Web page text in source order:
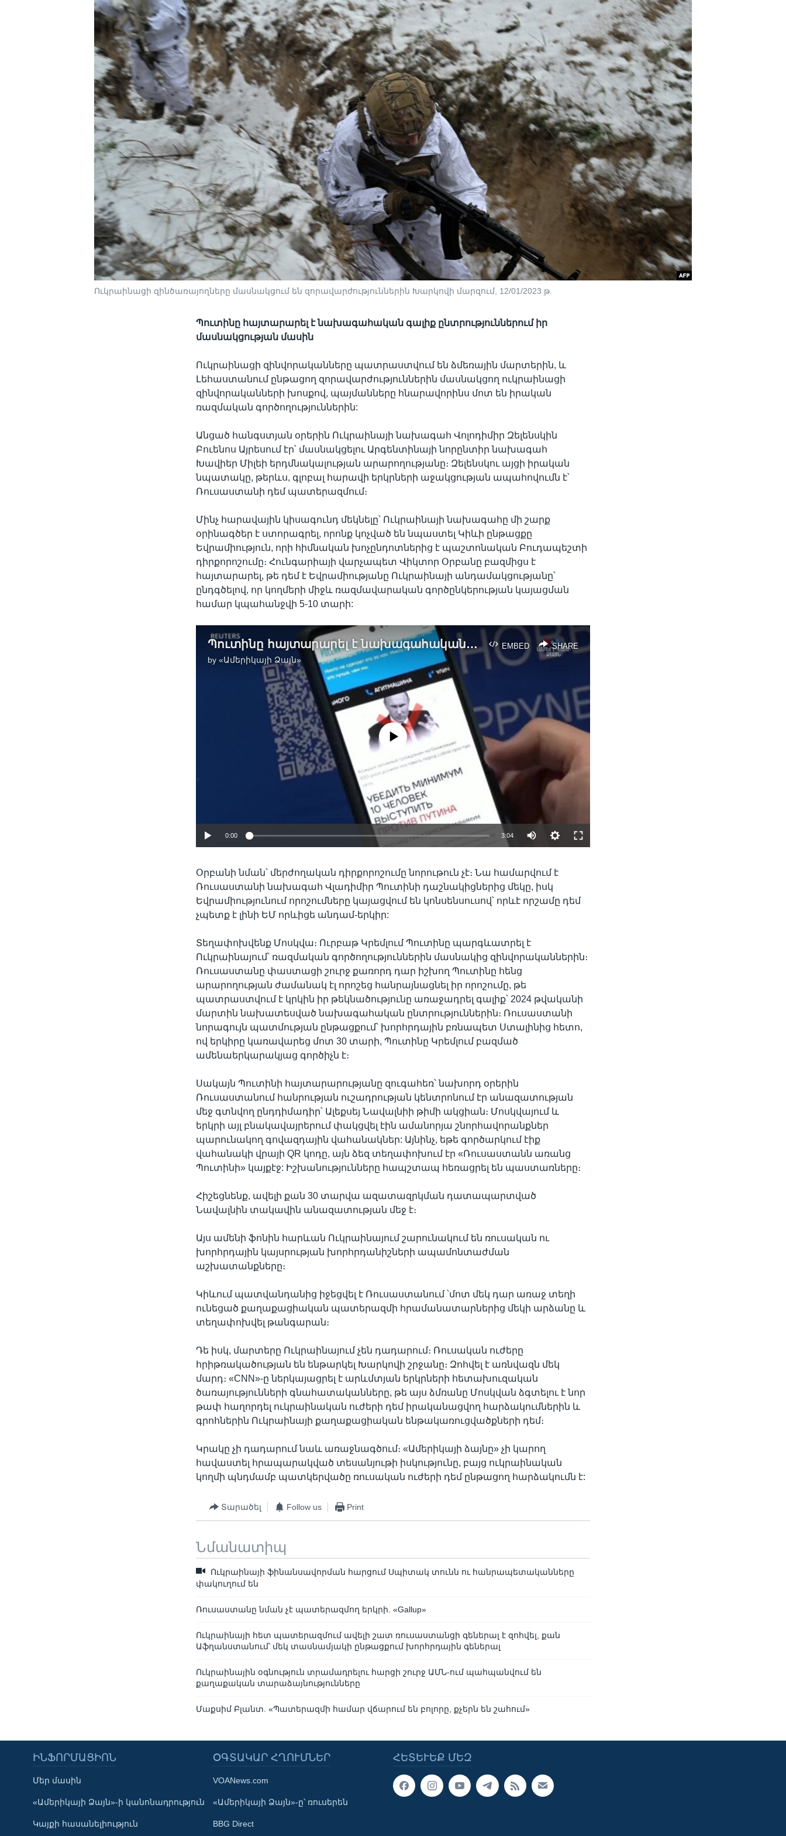
Learning English
ՀԵՏԵՒԵՔ ՄԵԶ
Ուկրաինացի զինծառայողները մասնակցում են զորավարժություններին Խարկովի մարզում, 12/01/2023 թ.
Պուտինը հայտարարել է նախագահական գալիք ընտրություններում իր
մասնակցության մասին
Ուկրաինացի զինվորականները պատրաստվում են ձմեռային մարտերին, և
Լեհաստանում ընթացող զորավարժություններին մասնակցող ուկրաինացի
զինվորականների խոսքով, պայմանները հնարավորինս մոտ են իրական
ռազմական գործողություններին:
Անցած հանգստյան օրերին Ուկրաինայի նախագահ Վոլոդիմիր Զելենսկին
Բուենոս Այրեսում էր՝ մասնակցելու Արգենտինայի նորընտիր նախագահ
Խավիեր Միլեի երդմնակալության արարողությանը։ Զելենսկու այցի իրական
նպատակը, թերևս, գլոբալ հարավի երկրների աջակցության ապահովումն է՝
Ռուսաստանի դեմ պատերազմում։
Մինչ հարավային կիսագունդ մեկնելը՝ Ուկրաինայի նախագահը մի շարք
օրինագծեր է ստորագրել, որոնք կոչված են նպաստել Կիևի ընթացքը
Եվրամիություն, որի հիմնական խոչընդոտներից է պաշտոնական Բուդապեշտի
դիրքորոշումը։ Հունգարիայի վարչապետ Վիկտոր Օրբանը բազմիցս է
հայտարարել, թե դեմ է Եվրամիությանը Ուկրաինայի անդամակցությանը՝
ընդգծելով, որ կողմերի միջև ռազմավարական գործընկերության կայացման
համար կպահանջվի 5-10 տարի:
EMBED SHARE
Պուտինը հայտարարել է նախագահական գալիք ընտրություններում իր մասնակցության մասին
by«Ամերիկայի Ձայն»
EMBED SHARE
No media source currently available
0:00 3:04
Օրբանի նման՝ մերժողական դիրքորոշումը նորութուն չէ։ Նա համարվում է
Ռուսաստանի նախագահ Վլադիմիր Պուտինի դաշնակիցներից մեկը, իսկ
Եվրամիությունում որոշումները կայացվում են կոնսենսուսով՝ որևէ որշամը դեմ
չպետք է լինի ԵՄ որևիցե անդամ-երկիր:
Տեղափոխվենք Մոսկվա։ Ուրբաթ Կրեմլում Պուտինը պարգևատրել է
Ուկրաինայում՝ ռազմական գործողություններին մասնակից զինվորականներին։
Ռուսաստանը փաստացի շուրջ քառորդ դար իշխող Պուտինը հենց
արարողության ժամանակ էլ որոշեց հանրայնացնել իր որոշումը, թե
պատրաստվում է կրկին իր թեկնածությունը առաջադրել գալիք՝ 2024 թվականի
մարտին նախատեսված նախագահական ընտրություններին։ Ռուսաստանի
նորագույն պատմության ընթացքում՝ խորհրդային բռնապետ Ստալինից հետո,
ով երկիրը կառավարեց մոտ 30 տարի, Պուտինը Կրեմլում բազմած
ամենաերկարակյաց գործիչն է։
Սակայն Պուտինի հայտարարությանը զուգահեռ՝ նախորդ օրերին
Ռուսաստանում հանրության ուշադրության կենտրոնում էր անազատության
մեջ գտնվող ընդդիմադիր՝ Ալեքսեյ Նավալնիի թիմի ակցիան։ Մոսկվայում և
երկրի այլ բնակավայրերում փակցվել էին ամանորյա շնորհավորանքներ
պարունակող գովազդային վահանակներ: Այնինչ, եթե գործարկում էիք
վահանակի վրայի QR կոդը, այն ձեզ տեղափոխում էր «Ռուսաստանն առանց
Պուտինի» կայքէջ: Իշխանությունները հապշտապ հեռացրել են պաստառները։
Հիշեցնենք, ավելի քան 30 տարվա ազատազրկման դատապարտված
Նավալնին տակավին անազատության մեջ է։
Այս ամենի ֆոնին հարևան Ուկրաինայում շարունակում են ռուսական ու
խորհրդային կայսրության խորհրդանիշների ապամոնտաժման
աշխատանքները։
Կիևում պատվանդանից իջեցվել է Ռուսաստանում ՝մոտ մեկ դար առաջ տեղի
ունեցած քաղաքացիական պատերազմի հրամանատարներից մեկի արձանը և
տեղափոխվել թանգարան։
Դե իսկ, մարտերը Ուկրաինայում չեն դադարում։ Ռուսական ուժերը
հրիթռակածության են ենթարկել Խարկովի շրջանը։ Զոհվել է առնվազն մեկ
մարդ։ «CNN»-ը ներկայացրել է արևմտյան երկրների հետախուզական
ծառայությունների գնահատականները, թե այս ձմռանը Մոսկվան ձգտելու է նոր
թափ հաղորդել ուկրաինական ուժերի դեմ իրականացվող հարձակումներին և
գրոհներին Ուկրաինայի քաղաքացիական ենթակառուցվածքների դեմ։
Կրակը չի դադարում նաև առաջնագծում։ «Ամերիկայի ձայնը» չի կարող
հավաստել հրապարակված տեսանյութի իսկությունը, բայց ուկրաինական
կողմի պնդմամբ պատկերվածը ռուսական ուժերի դեմ ընթացող հարձակումն է:
Տարածել Follow us Print
Նմանատիպ
Ուկրաինայի ֆինանսավորման հարցում Սպիտակ տունն ու հանրապետականները
փակուղում են
Ռուսաստանը նման չէ պատերազմող երկրի. «Gallup»
Ուկրաինայի հետ պատերազմում ավելի շատ ռուսաստանցի գեներալ է զոհվել, քան
Աֆղանստանում՝ մեկ տասնամյակի ընթացքում խորհրդային գեներալ
Ուկրաինային օգնություն տրամադրելու հարցի շուրջ ԱՄՆ-ում պահպանվում են
քաղաքական տարաձայնությունները
Մաքսիմ Բլանտ. «Պատերազմի համար վճարում են բոլորը, քչերն են շահում»
ՀԵՏԵՒԵՔ ՄԵԶ
ԻՆՖՈՐՄԱՑԻՈՆ
Մեր մասին
«Ամերիկայի Ձայն»-ի կանոնադրություն
Կայքի հասանելիություն
ՕԳՏԱԿԱՐ ՀՂՈՒՄՆԵՐ
VOANews.com
«Ամերիկայի Ձայն»-ը՝ ռուսերեն
BBG Direct